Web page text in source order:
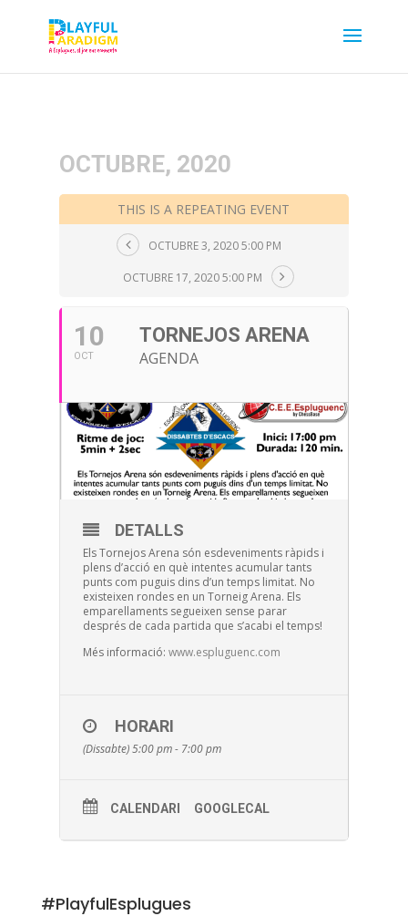
OCTUBRE, 2020
THIS IS A REPEATING EVENT
OCTUBRE 3, 2020 5:00 PM
OCTUBRE 17, 2020 5:00 PM
10
OCT
TORNEJOS ARENA
AGENDA
DETALLS
Els Tornejos Arena són esdeveniments ràpids i
plens d’acció en què intentes acumular tants
punts com puguis dins d’un temps limitat. No
existeixen rondes en un Torneig Arena. Els
emparellaments segueixen sense parar
després de cada partida que s’acabi el temps!
Més informació: www.espluguenc.com
HORARI
(Dissabte) 5:00 pm - 7:00 pm
CALENDARI GOOGLECAL
#PlayfulEsplugues